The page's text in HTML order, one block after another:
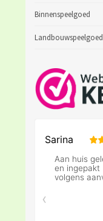
Binnenspeelgoed
Landbouwspeelgoed